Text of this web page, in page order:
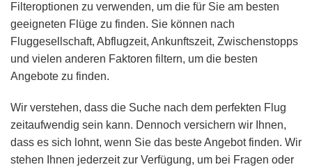
Filteroptionen zu verwenden, um die für Sie am besten
geeigneten Flüge zu finden. Sie können nach
Fluggesellschaft, Abflugzeit, Ankunftszeit, Zwischenstopps
und vielen anderen Faktoren filtern, um die besten
Angebote zu finden.
Wir verstehen, dass die Suche nach dem perfekten Flug
zeitaufwendig sein kann. Dennoch versichern wir Ihnen,
dass es sich lohnt, wenn Sie das beste Angebot finden. Wir
stehen Ihnen jederzeit zur Verfügung, um bei Fragen oder